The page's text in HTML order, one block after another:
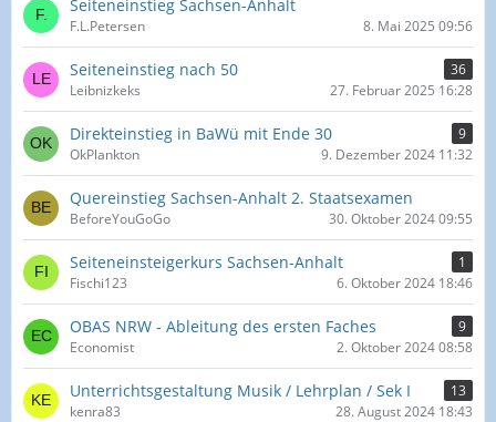
Seiteneinstieg Sachsen-Anhalt
F.L.Petersen 8. Mai 2025 09:56
Seiteneinstieg nach 50
36
Leibnizkeks
27. Februar 2025 16:28
Direkteinstieg in BaWü mit Ende 30
9
OkPlankton
9. Dezember 2024 11:32
Quereinstieg Sachsen-Anhalt 2. Staatsexamen
BeforeYouGoGo 30. Oktober 2024 09:55
Seiteneinsteigerkurs Sachsen-Anhalt
1
Fischi123
6. Oktober 2024 18:46
OBAS NRW - Ableitung des ersten Faches
9
Economist
2. Oktober 2024 08:58
Unterrichtsgestaltung Musik / Lehrplan / Sek I
13
kenra83
28. August 2024 18:43